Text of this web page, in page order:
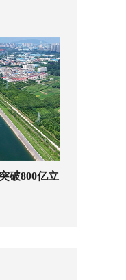
破800亿立